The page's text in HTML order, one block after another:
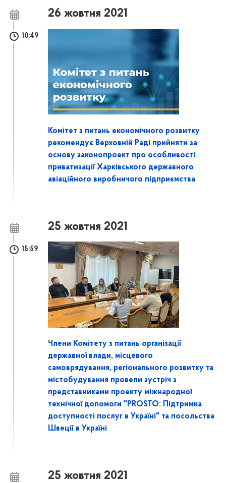
26 жовтня 2021
10:49
Комітет з питань економічного розвитку
рекомендує Верховній Раді прийняти за
основу законопроект про особливості
приватизації Харківського державного
авіаційного виробничого підприємства
25 жовтня 2021
15:59
Члени Комітету з питань організації
державної влади, місцевого
самоврядування, регіонального розвитку та
містобудування провели зустріч з
представниками проекту міжнародної
технічної допомоги "PROSTO: Підтримка
доступності послуг в Україні" та посольства
Швеції в Україні
25 жовтня 2021